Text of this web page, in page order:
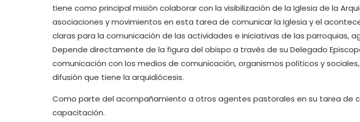
tiene como principal misión colaborar con la visibilización de la Iglesia de la
asociaciones y movimientos en esta tarea de comunicar la Iglesia y el
claras para la comunicación de las actividades e iniciativas de las parroquias,
Depende directamente de la figura del obispo a través de su Delegado
comunicación con los medios de comunicación, organismos políticos y
difusión que tiene la arquidiócesis.
Como parte del acompañamiento a otros agentes pastorales en su tarea de
capacitación.